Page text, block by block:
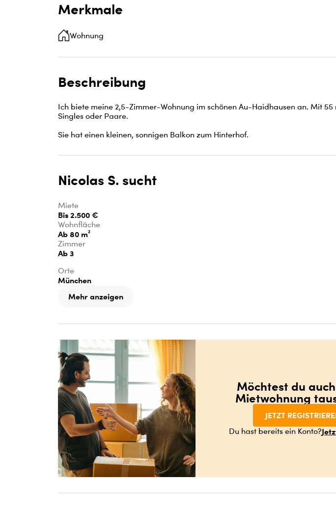
Merkmale
Wohnung
Beschreibung
Ich biete meine 2,5-Zimmer-Wohnung im schönen Au-Haidhausen an. Mit 55
Singles oder Paare.
Sie hat einen kleinen, sonnigen Balkon zum Hinterhof.
Nicolas S. sucht
Miete
Bis 2.500 €
Wohnfläche
Ab 80 m²
Zimmer
Ab 3
Orte
München
Mehr anzeigen
Möchtest du
Mietwohnung
JETZT
Du hast bereits ein Konto?